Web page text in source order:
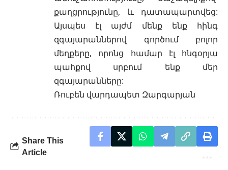
քաղցրությունը, և դատապարտվեց:
Այսպես էլ այժմ մենք ենք հինգ
զգայարաններով գործում բոլոր
մեղքերը, որոնց համար էլ հնգօրյա
պահքով սրբում ենք մեր
զգայարանները:
Ռուբեն վարդապետ Զարգարյան
Share This
Article